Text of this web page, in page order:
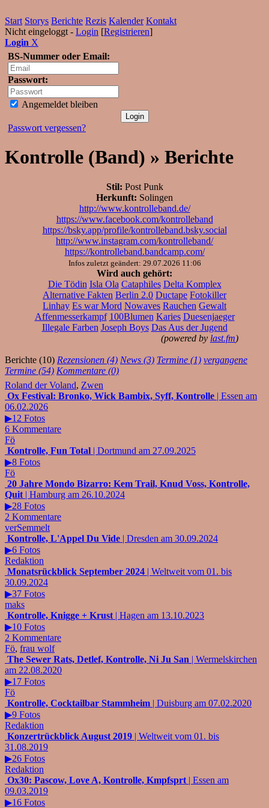
Start Storys Berichte Rezis Kalender Kontakt
Nicht eingeloggt - Login [Registrieren]
Login X
BS-Nummer oder Email:
Passwort:
Angemeldet bleiben
Passwort vergessen?
Kontrolle (Band) » Berichte
Stil: Post Punk
Herkunft: Solingen
http://www.kontrolleband.de/
https://www.facebook.com/kontrolleband
https://bsky.app/profile/kontrolleband.bsky.social
http://www.instagram.com/kontrolleband/
https://kontrolleband.bandcamp.com/
Infos zuletzt geändert: 29.07.2026 11:06
Wird auch gehört:
Die Tödin Isla Ola Cataphiles Delta Komplex
Alternative Fakten Berlin 2.0 Ductape Fotokiller
Linhay Es war Mord Nowaves Rauchen Gewalt
Affenmesserkampf 100Blumen Karies Duesenjaeger
Illegale Farben Joseph Boys Das Aus der Jugend
(powered by last.fm)
Berichte (10) Rezensionen (4) News (3) Termine (1) vergangene
Termine (54) Kommentare (0)
Roland der Voland, Zwen
Ox Festival: Bronko, Wick Bambix, Syff, Kontrolle | Essen am
06.02.2026
▶12 Fotos
6 Kommentare
Fö
Kontrolle, Fun Total | Dortmund am 27.09.2025
▶8 Fotos
Fö
20 Jahre Mondo Bizarro: Kem Trail, Knud Voss, Kontrolle,
Quit | Hamburg am 26.10.2024
▶28 Fotos
2 Kommentare
verSemmelt
Kontrolle, L'Appel Du Vide | Dresden am 30.09.2024
▶6 Fotos
Redaktion
Monatsrückblick September 2024 | Weltweit vom 01. bis
30.09.2024
▶37 Fotos
maks
Kontrolle, Knigge + Krust | Hagen am 13.10.2023
▶10 Fotos
2 Kommentare
Fö, frau wolf
The Sewer Rats, Detlef, Kontrolle, Ni Ju San | Wermelskirchen
am 22.08.2020
▶17 Fotos
Fö
Kontrolle, Cocktailbar Stammheim | Duisburg am 07.02.2020
▶9 Fotos
Redaktion
Konzertrückblick August 2019 | Weltweit vom 01. bis
31.08.2019
▶26 Fotos
Redaktion
Ox30: Pascow, Love A, Kontrolle, Kmpfsprt | Essen am
09.03.2019
▶16 Fotos